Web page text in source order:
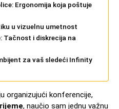
Ergonomija koja poštuje
u vizuelnu umetnost
Tačnost i diskrecija na
za vaš sledeći Infinity
organizujući konferencije,
, naučio sam jednu važnu